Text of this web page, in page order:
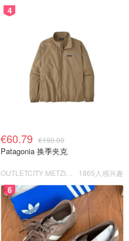
4
€60.79 €190.00
Patagonia 换季夹克
1865人感兴趣
6